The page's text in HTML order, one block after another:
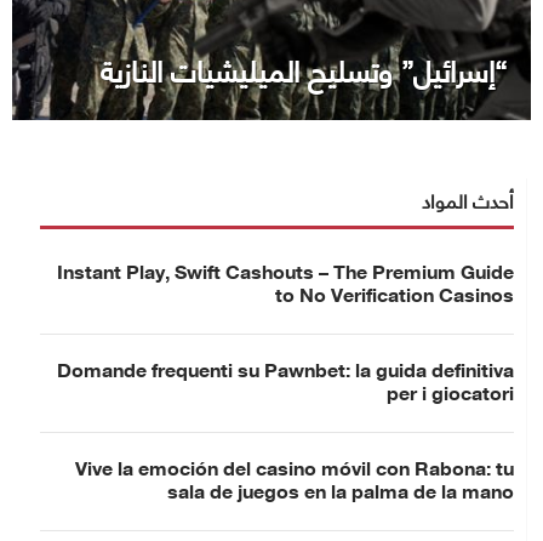
“إسرائيل” وتسليح الميليشيات النازية
أحدث المواد
Instant Play, Swift Cashouts – The Premium Guide
to No Verification Casinos
Domande frequenti su Pawnbet: la guida definitiva
per i giocatori
Vive la emoción del casino móvil con Rabona: tu
sala de juegos en la palma de la mano